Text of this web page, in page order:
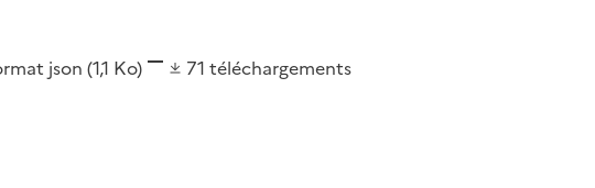
json (1,1 Ko) 71 téléchargements